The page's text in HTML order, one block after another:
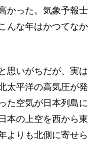
かった。気象予報士
んな年はかつてなか
思いがちだが、実は
太平洋の高気圧が発
た空気が日本列島に
本の上空を西から東
よりも北側に寄せら